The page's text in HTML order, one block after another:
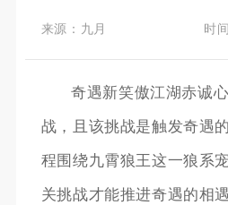
来源： 九月 时
奇遇新笑傲江湖赤诚
战，且该挑战是触发奇遇
程围绕九霄狼王这一狼系
关挑战才能推进奇遇的相